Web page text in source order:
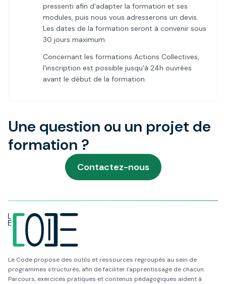
pressenti afin d'adapter la formation et ses
modules, puis nous vous adresserons un devis.
Les dates de la formation seront à convenir sous
30 jours maximum.
Concernant les formations Actions Collectives,
l'inscription est possible jusqu'à 24h ouvrées
avant le début de la formation.
Une question ou un projet de
formation ?
Contactez-nous
Le Code propose des outils et ressources regroupés au sein de
programmes structurés, afin de faciliter l'apprentissage de chacun.
Parcours, exercices pratiques et contenus pédagogiques aident à